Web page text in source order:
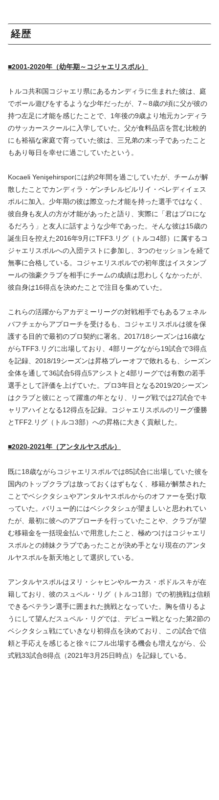
経歴
■2001-2020年（幼年期～コジャエリスポル）
トルコ共和国コジャエリ県にあるカンディラに生まれた彼は、庭
でボール遊びをするような少年だったが、7～8歳の頃に父が彼の
持つ左足に才能を感じたことで、1年後の9歳より地元カンディラ
のサッカースクールに入学していた。父が食料品店を営む比較的
にも裕福な家庭で育っていた彼は、三兄弟の末っ子であったこと
もあり毎日を幸せに過ごしていたという。
Kocaeli Yenişehirsporには約2年間を過ごしていたが、チームが解
散したことでカンディラ・ゲンチレルビルリイ・ベレディイェス
ポルに加入。少年期の彼は際立った才能を持った選手ではなく、
彼自身も友人の方が才能があったと語り、実際に「君はプロにな
るだろう」と友人に話すような少年であった。そんな彼は15歳の
誕生日を控えた2016年9月にTFF3.リグ（トルコ4部）に属するコ
ジャエリスポルへの入団テストに参加し、3つのセッションを経て
無事に合格している。コジャエリスポルでの初年度はイスタンブ
ールの強豪クラブを相手にチームの成績は思わしくなかったが、
彼自身は16得点を決めたことで注目を集めていた。
これらの活躍からアカデミーリーグの対戦相手でもあるフェネル
バフチェからアプローチを受けるも、コジャエリスポルは彼を保
護する目的で最初のプロ契約に署名。2017/18シーズンは16歳な
がらTFF3.リグに出場しており、4部リーグながら19試合で3得点
を記録、2018/19シーズンは昇格プレーオフで敗れるも、シーズン
全体を通して36試合5得点5アシストと4部リーグでは有数の若手
選手として評価を上げていた。プロ3年目となる2019/20シーズン
はクラブと彼にとって躍進の年となり、リーグ戦では27試合でキ
ャリアハイとなる12得点を記録。コジャエリスポルのリーグ優勝
とTFF2.リグ（トルコ3部）への昇格に大きく貢献した。
■2020-2021年（アンタルヤスポル）
既に18歳ながらコジャエリスポルでは85試合に出場していた彼を
国内のトップクラブは放っておくはずもなく、移籍が解禁された
ことでベシクタシュやアンタルヤスポルからのオファーを受け取
っていた。バリュー的にはベシクタシュが望ましいと思われてい
たが、最初に彼へのアプローチを行っていたことや、クラブが望
む移籍金を一括現金払いで用意したこと、極めつけはコジャエリ
スポルとの姉妹クラブであったことが決め手となり現在のアンタ
ルヤスポルを新天地として選択している。
アンタルヤスポルはヌリ・シャヒンやルーカス・ポドルスキが在
籍しており、彼のスュペル・リグ（トルコ1部）での初挑戦は信頼
できるベテラン選手に囲まれた挑戦となっていた。胸を借りるよ
うにして望んだスュペル・リグでは、デビュー戦となった第2節の
ベシクタシュ戦にていきなり初得点を決めており、この試合で信
頼と手応えを感じると徐々にフル出場する機会も増えながら、公
式戦33試合8得点（2021年3月25日時点）を記録している。